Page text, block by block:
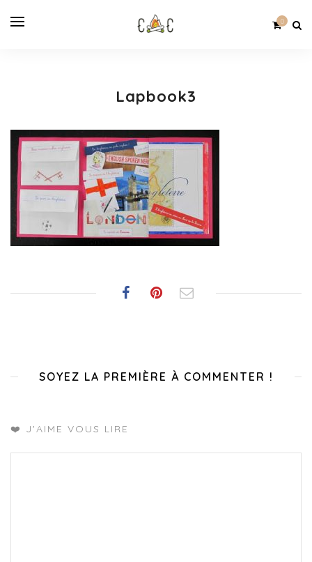
0
Lapbook3
SOYEZ LA PREMIÈRE À COMMENTER !
❤️ J'AIME VOUS LIRE